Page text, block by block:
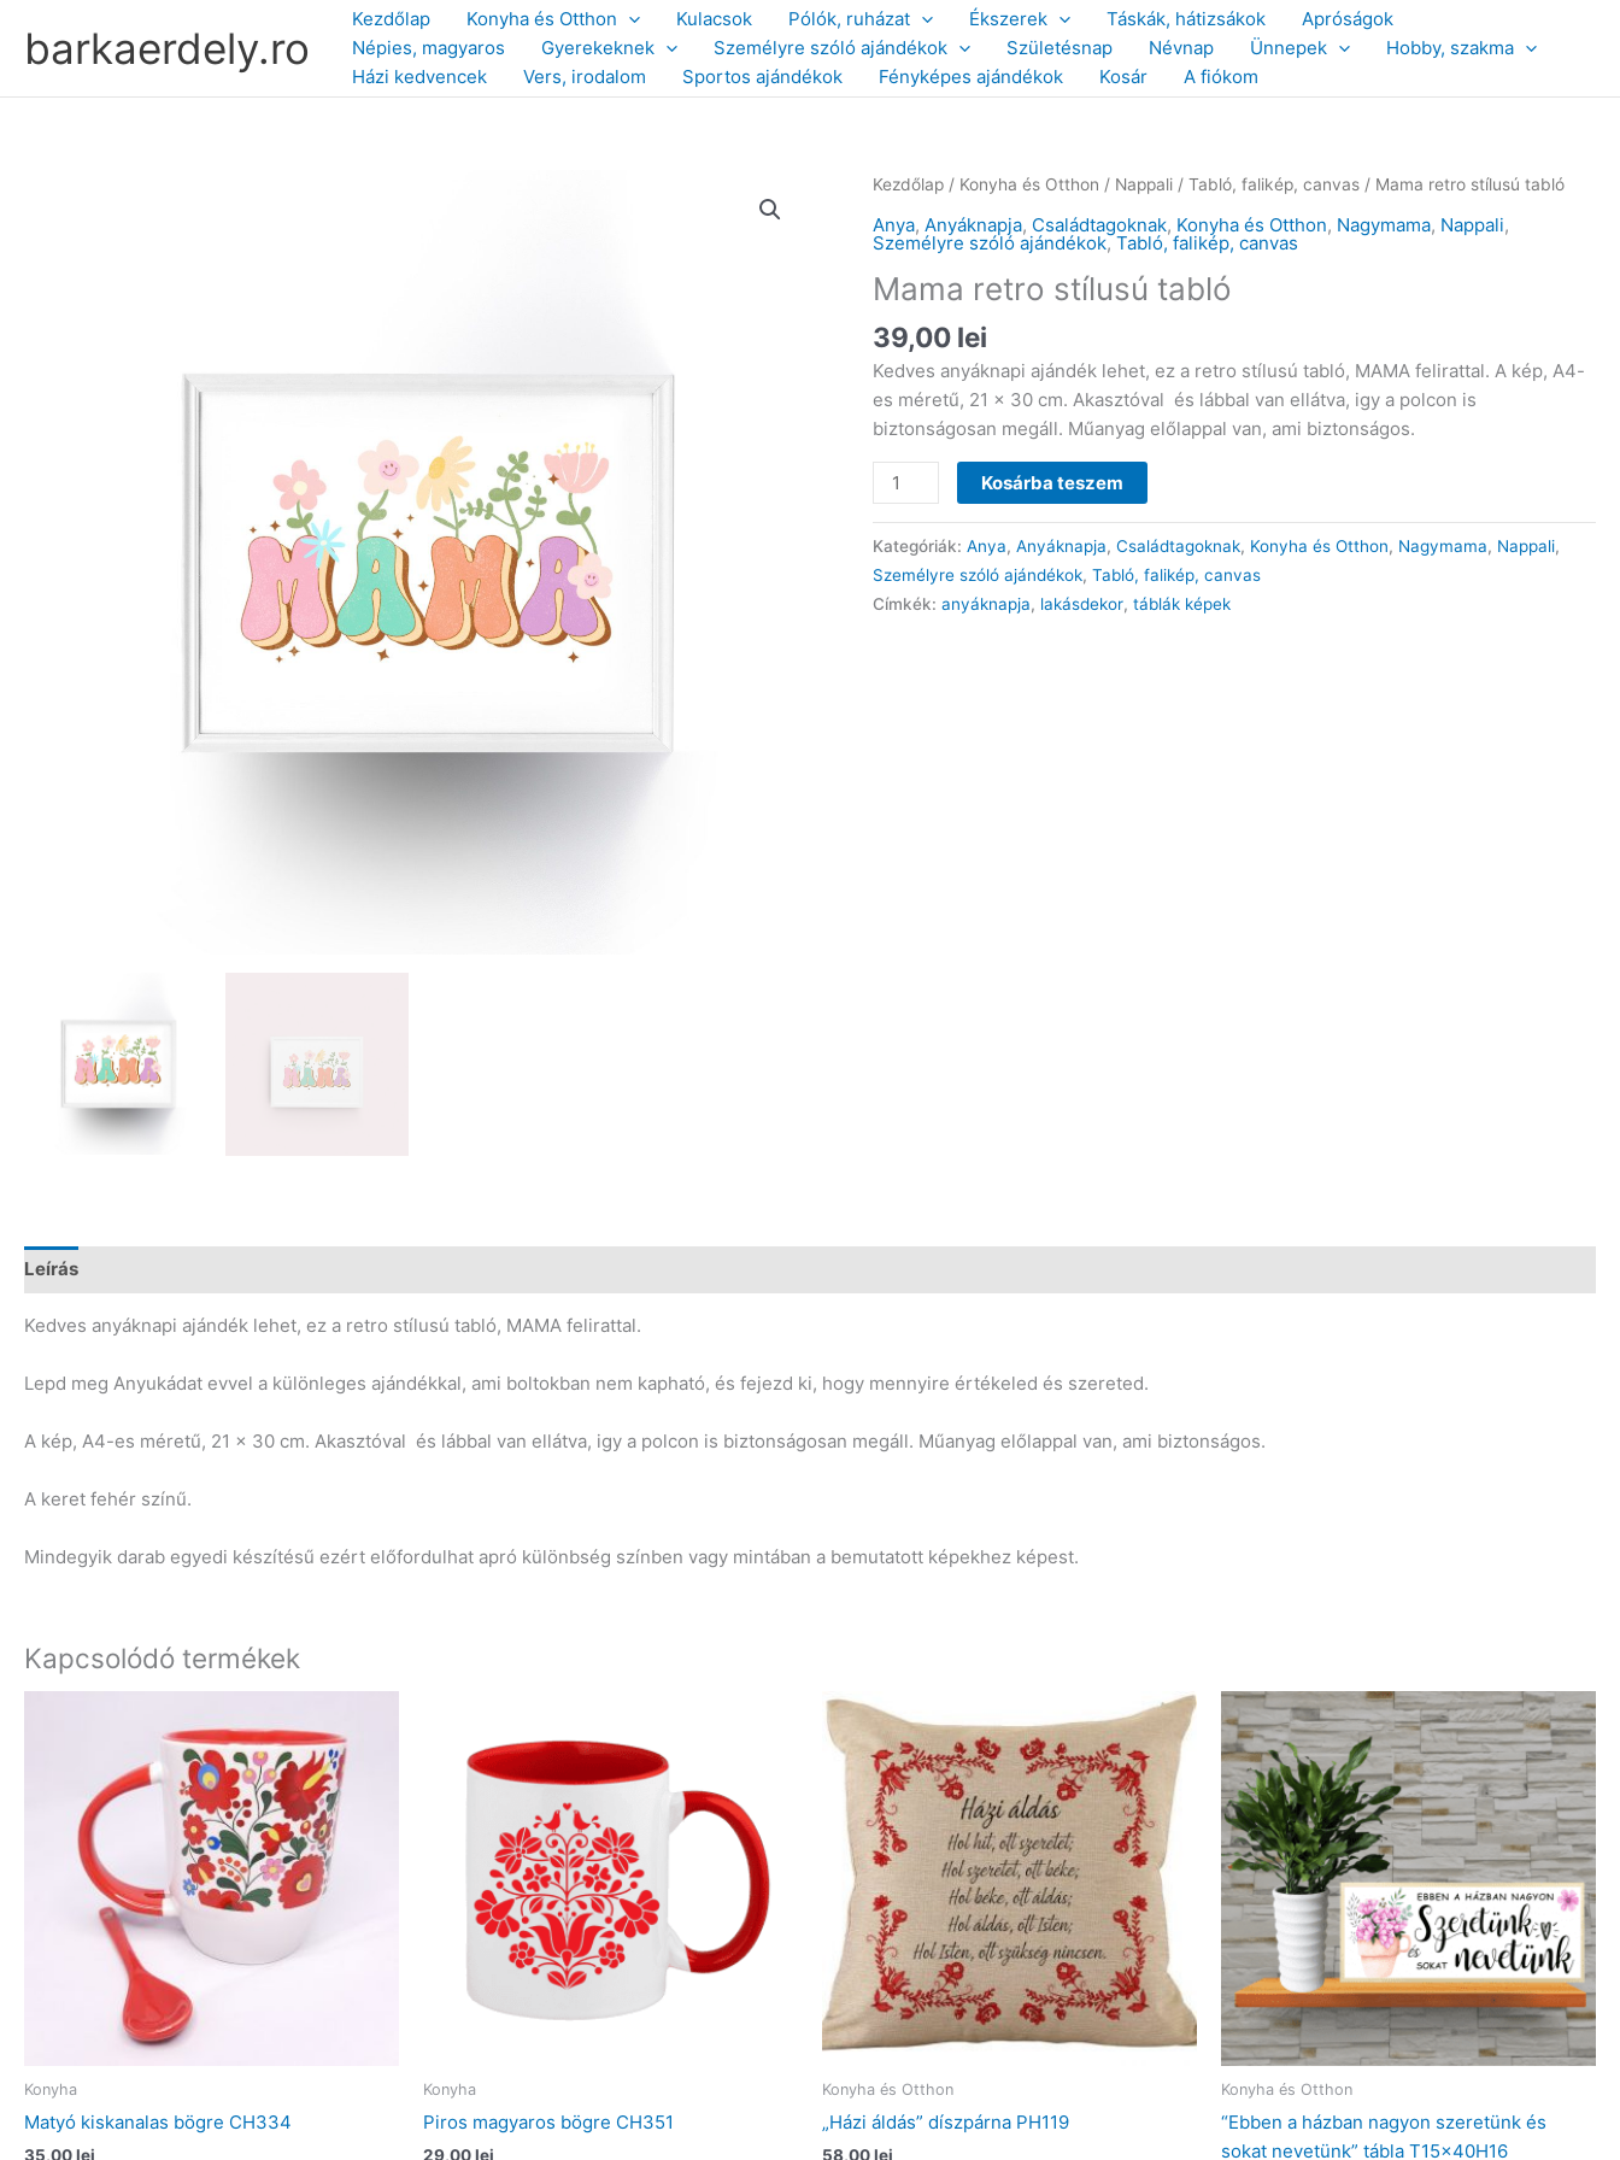
content
barkaerdely.ro
Kezdőlap Konyha és Otthon Kulacsok Pólók, ruházat Ékszerek Táskák, hátizsákok
Apróságok
Népies, magyaros
Gyerekeknek Személyre szóló ajándékok Születésnap Névnap Ünnepek
Hobby, szakma
Házi kedvencek
Vers, irodalom Sportos ajándékok Fényképes ajándékok Kosár A fiókom
Kezdőlap / Konyha és Otthon / Nappali /Tabló, falikép, canvas / Mama retro stílusú tabló
Anya, Anyáknapja, Családtagoknak, Konyha és Otthon, Nagymama, Nappali,
Személyre szóló ajándékok,Tabló, falikép, canvas
Mama retro stílusú tabló
39,00 lei
Kedves anyáknapi ajándék lehet, ez a retro stílusú tabló, MAMA felirattal. A kép, A4-
es méretű, 21 x 30 cm. Akasztóval és lábbal van ellátva, igy a polcon is
biztonságosan megáll. Műanyag előlappal van, ami biztonságos.
Mama
retro
tabló
mennyiség
Kosárba teszem
Kategóriák:Anya,Anyáknapja,Családtagoknak, Konyha és Otthon, Nagymama, Nappali,
Személyre szóló ajándékok,Tabló, falikép, canvas
Címkék:anyáknapja, lakásdekor,táblák képek
Leírás
Kedves anyáknapi ajándék lehet, ez a retro stílusú tabló, MAMA felirattal.
Lepd meg Anyukádat evvel a különleges ajándékkal, ami boltokban nem kapható, és fejezd ki, hogy mennyire értékeled és szereted.
A kép, A4-es méretű, 21 x 30 cm. Akasztóval és lábbal van ellátva, igy a polcon is biztonságosan megáll. Műanyag előlappal van, ami biztonságos.
A keret fehér színű.
Mindegyik darab egyedi készítésű ezért előfordulhat apró különbség színben vagy mintában a bemutatott képekhez képest.
Kapcsolódó termékek
Konyha
Matyó kiskanalas bögre CH334
35,00lei
Konyha
Piros magyaros bögre CH351
29,00lei
Konyha és Otthon
„Házi áldás” díszpárna PH119
58,00lei
Konyha és Otthon
“Ebben a házban nagyon szeretünk és
sokat nevetünk” tábla T15x40H16